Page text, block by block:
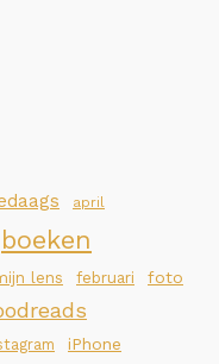
april
boeken
lens februari foto
iPhone